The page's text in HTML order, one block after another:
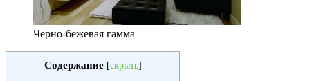
Черно-бежевая гамма
Содержание [скрыть]